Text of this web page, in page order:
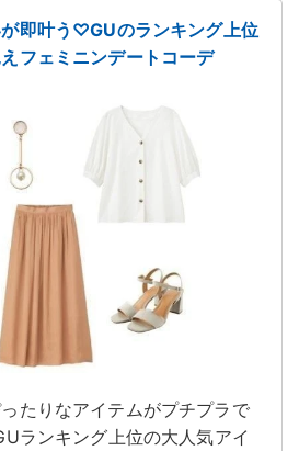
即叶う♡GUのランキング上位
フェミニンデートコーデ
たりなアイテムがプチプラで
ランキング上位の大人気アイ